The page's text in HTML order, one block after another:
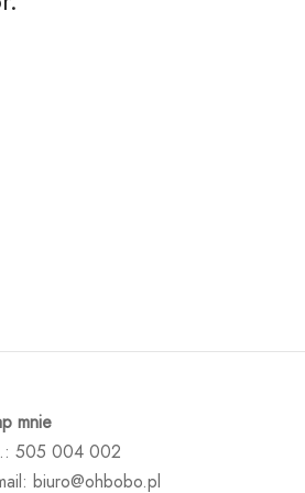
mnie
505 004 002
biuro@ohbobo.pl